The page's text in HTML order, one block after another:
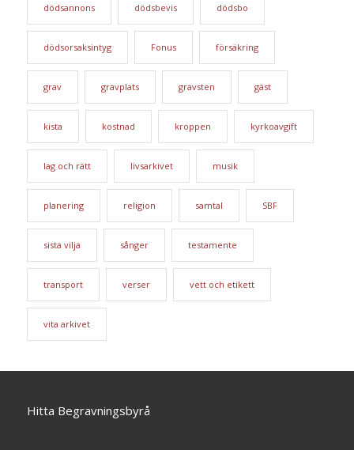
dödsannons dödsbevis dödsbo
dödsorsaksintyg Fonus försäkring
grav gravplats gravsten gäst
kista kostnad kroppen kyrkoavgift
lag och rätt livsarkivet musik
planering religion samtal SBF
sista vilja sånger testamente
transport verser vett och etikett
vita arkivet
Hitta Begravningsbyrå